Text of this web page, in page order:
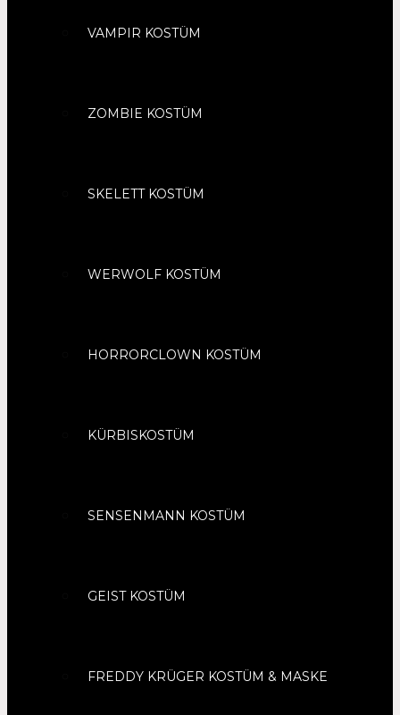
VAMPIR KOSTÜM
ZOMBIE KOSTÜM
SKELETT KOSTÜM
WERWOLF KOSTÜM
HORRORCLOWN KOSTÜM
KÜRBISKOSTÜM
SENSENMANN KOSTÜM
GEIST KOSTÜM
FREDDY KRÜGER KOSTÜM & MASKE